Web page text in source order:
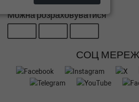
Можна розраховуватися
СОЦ